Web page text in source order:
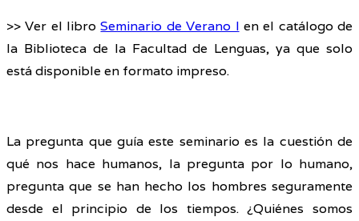
>> Ver el libroSeminario de Verano I en el catálogo de
la Biblioteca de la Facultad de Lenguas, ya que solo
está disponible en formato impreso.
La pregunta que guía este seminario es la cuestión de
qué nos hace humanos, la pregunta por lo humano,
pregunta que se han hecho los hombres seguramente
desde el principio de los tiempos. ¿Quiénes somos